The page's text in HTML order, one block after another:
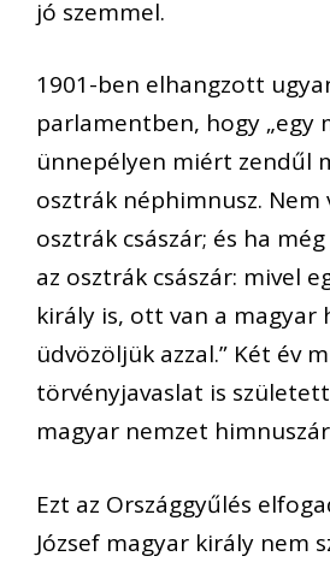
jó szemmel.
1901-ben elhangzott
parlamentben, hogy „egy
ünnepélyen miért zendűl
osztrák néphimnusz.
osztrák császár; és ha
az osztrák császár: mivel
király is, ott van a magyar
üdvözöljük azzal.” Két év
törvényjavaslat is született
magyar nemzet
Ezt az Országgyűlés
József magyar király nem